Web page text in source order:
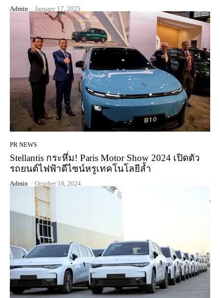
Admin - January 17, 2025
PR NEWS
Stellantis กระหึ่ม! Paris Motor Show 2024 เปิดตัว
รถยนต์ไฟฟ้าดีไซน์หรูเทคโนโลยีล้ำ
Admin - October 18, 2024